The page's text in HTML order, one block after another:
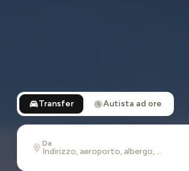
Transfer Autista ad ore
Da